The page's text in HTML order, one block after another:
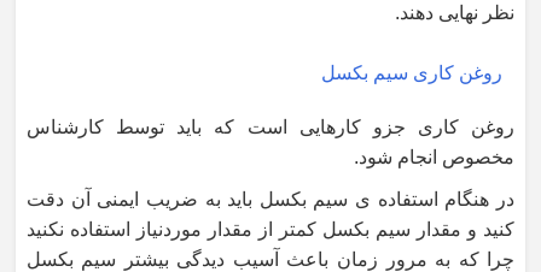
نظر نهایی دهند.
روغن کاری سیم بکسل
روغن کاری جزو کارهایی است که باید توسط کارشناس
مخصوص انجام شود.
در هنگام استفاده ی سیم بکسل باید به ضریب ایمنی آن دقت
کنید و مقدار سیم بکسل کمتر از مقدار موردنیاز استفاده نکنید
چرا که به مرور زمان باعث آسیب دیدگی بیشتر سیم بکسل